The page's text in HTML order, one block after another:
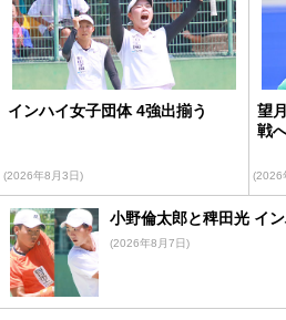
インハイ女子団体 4強出揃う
(2026年8月3日)
望
戦
(2026
小野倫太郎と稗田光 イ
(2026年8月7日)